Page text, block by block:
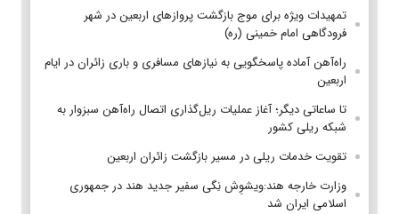
تمهیدات ویژه برای موج بازگشت پروازهای اربعین در شهر
فرودگاهی امام خمینی (ره)
راه‌آهن آماده پاسخگویی به نیازهای مسافری و باری زائران در ایام
اربعین
تا ساعاتی دیگر؛ آغاز عملیات ریل‌گذاری اتصال راه‌آهن سبزوار به
شبکه ریلی کشور
تقویت خدمات ریلی در مسیر بازگشت زائران اربعین
وزارت خارجه هند:ویشوِش نِگی سفیر جدید هند در جمهوری
اسلامی ایران شد